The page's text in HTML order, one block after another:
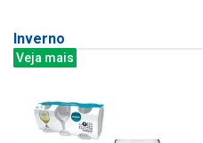
Inverno
Veja mais